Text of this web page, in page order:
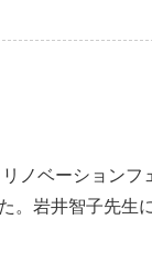
ノベーション
。岩井智子先生